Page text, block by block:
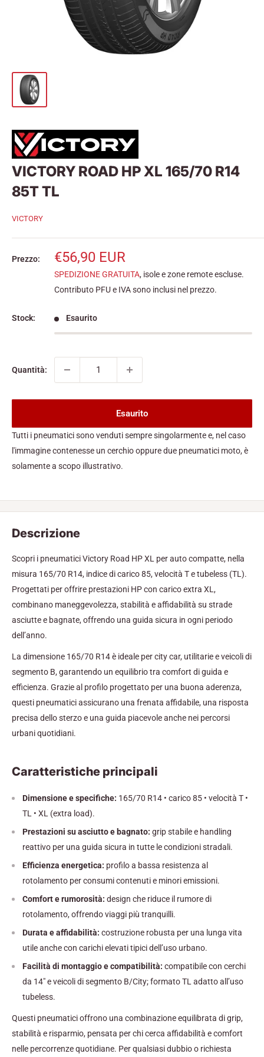
VICTORY ROAD HP XL 165/70 R14
85T TL
VICTORY
Prezzo:
Prezzo
scontato
€56,90 EUR
SPEDIZIONE GRATUITA, isole e zone remote escluse.
Contributo PFU e IVA sono inclusi nel prezzo.
Stock: Esaurito
Quantità:
Esaurito
Tutti i pneumatici sono venduti sempre singolarmente e, nel caso
l'immagine contenesse un cerchio oppure due pneumatici moto, è
solamente a scopo illustrativo.
Descrizione
Scopri i pneumatici Victory Road HP XL per auto compatte, nella
misura 165/70 R14, indice di carico 85, velocità T e tubeless (TL).
Progettati per offrire prestazioni HP con carico extra XL,
combinano maneggevolezza, stabilità e affidabilità su strade
asciutte e bagnate, offrendo una guida sicura in ogni periodo
dell’anno.
La dimensione 165/70 R14 è ideale per city car, utilitarie e veicoli di
segmento B, garantendo un equilibrio tra comfort di guida e
efficienza. Grazie al profilo progettato per una buona aderenza,
questi pneumatici assicurano una frenata affidabile, una risposta
precisa dello sterzo e una guida piacevole anche nei percorsi
urbani quotidiani.
Caratteristiche principali
Dimensione e specifiche: 165/70 R14 • carico 85 • velocità T •
TL • XL (extra load).
Prestazioni su asciutto e bagnato: grip stabile e handling
reattivo per una guida sicura in tutte le condizioni stradali.
Efficienza energetica: profilo a bassa resistenza al
rotolamento per consumi contenuti e minori emissioni.
Comfort e rumorosità: design che riduce il rumore di
rotolamento, offrendo viaggi più tranquilli.
Durata e affidabilità: costruzione robusta per una lunga vita
utile anche con carichi elevati tipici dell’uso urbano.
Facilità di montaggio e compatibilità: compatibile con cerchi
da 14" e veicoli di segmento B/City; formato TL adatto all’uso
tubeless.
Questi pneumatici offrono una combinazione equilibrata di grip,
stabilità e risparmio, pensata per chi cerca affidabilità e comfort
nelle percorrenze quotidiane. Per qualsiasi dubbio o richiesta